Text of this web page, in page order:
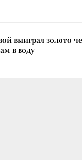
выиграл золото
в воду